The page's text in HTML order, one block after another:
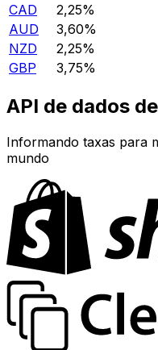
CAD
2,25%
AUD
3,60%
NZD
2,25%
GBP
3,75%
API de dados
Informando taxas para
mundo